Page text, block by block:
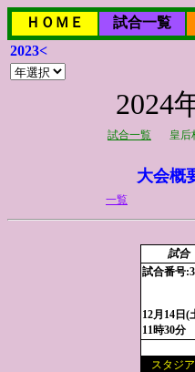
ＨＯＭＥ 試合一覧
2023<
2024
試合一覧 皇后
大会概
一覧
試合
試合番号
12月14日(
11時30分
スタジ